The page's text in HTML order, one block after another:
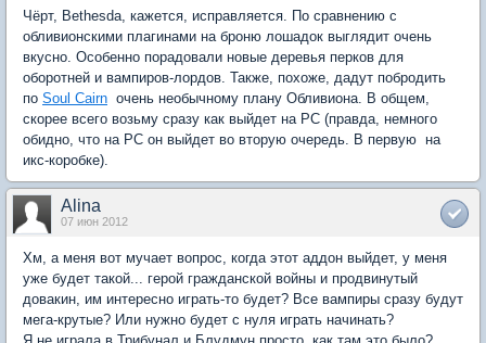
Чёрт, Bethesda, кажется, исправляется. По сравнению с
обливионскими плагинами на броню лошадок выглядит очень
вкусно. Особенно порадовали новые деревья перков для
оборотней и вампиров-лордов. Также, похоже, дадут побродить
по Soul Cairn  очень необычному плану Обливиона. В общем,
скорее всего возьму сразу как выйдет на PC (правда, немного
обидно, что на PC он выйдет во вторую очередь. В первую  на
икс-коробке).
Alina
07 июн 2012
Хм, а меня вот мучает вопрос, когда этот аддон выйдет, у меня
уже будет такой... герой гражданской войны и продвинутый
довакин, им интересно играть-то будет? Все вампиры сразу будут
мега-крутые? Или нужно будет с нуля играть начинать?